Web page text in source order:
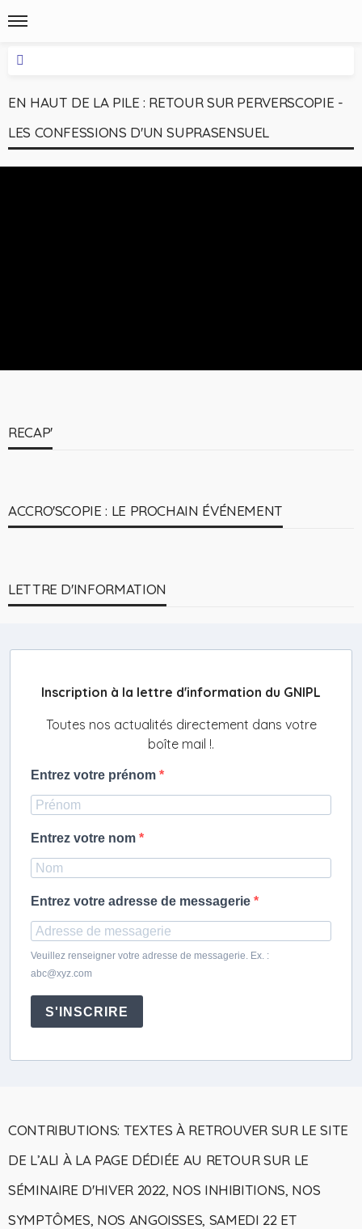
EN HAUT DE LA PILE : RETOUR SUR PERVERSCOPIE -
LES CONFESSIONS D'UN SUPRASENSUEL
RECAP'
ACCRO'SCOPIE : LE PROCHAIN ÉVÉNEMENT
LETTRE D'INFORMATION
Inscription à la lettre d'information du GNIPL
Toutes nos actualités directement dans votre
boîte mail !.
Entrez votre prénom
Entrez votre nom
Entrez votre adresse de messagerie
Veuillez renseigner votre adresse de messagerie. Ex. :
abc@xyz.com
S'INSCRIRE
CONTRIBUTIONS: TEXTES À RETROUVER SUR LE SITE
DE L’ALI À LA PAGE DÉDIÉE AU RETOUR SUR LE
SÉMINAIRE D'HIVER 2022, NOS INHIBITIONS, NOS
SYMPTÔMES, NOS ANGOISSES, SAMEDI 22 ET